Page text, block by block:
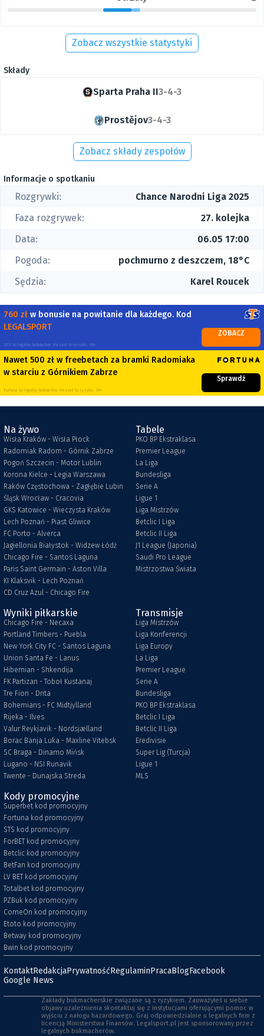
Zobacz wszystkie statystyki
Składy
Sparta Praha II3-4-3
Prostějov3-4-3
Zobacz składy zespołów
Informacje o spotkaniu
Rozgrywki:
Chance Narodni Liga 2025
Faza rozgrywek:
27. kolejka
Data:
06.05 17:00
Pogoda:
pochmurno z deszczem, 18°C
Sędzia:
Karel Roucek
760 zł w bonusie na powitanie dla każdego. Kod
LEGALSPORT
STS to legalny bukmacher. Hazard to ryzyko. 18+
ZOBACZ
Nawet 500 zł w freebetach za bramki Radomiaka
w starciu z Górnikiem Zabrze
Fortuna to legalny bukmacher. Hazard to ryzyko. 18+
Sprawdź
Na żywo
Wisła Kraków - Wisła Płock
Radomiak Radom - Górnik Zabrze
Pogoń Szczecin - Motor Lublin
Korona Kielce - Legia Warszawa
Raków Częstochowa - Zagłębie Lubin
Śląsk Wrocław - Cracovia
GKS Katowice - Wieczysta Kraków
Lech Poznań - Piast Gliwice
FC Porto - Alverca
Jagiellonia Białystok - Widzew Łódź
Chicago Fire - Santos Laguna
Paris Saint Germain - Aston Villa
KI Klaksvik - Lech Poznań
CD Cruz Azul - Chicago Fire
Tabele
PKO BP Ekstraklasa
Premier League
La Liga
Bundesliga
Serie A
Ligue 1
Liga Mistrzów
Betclic I Liga
Betclic II Liga
J1 League (Japonia)
Saudi Pro League
Mistrzostwa Świata
Wyniki piłkarskie
Chicago Fire - Necaxa
Portland Timbers - Puebla
New York City FC - Santos Laguna
Union Santa Fe - Lanus
Hibernian - Shkendija
FK Partizan - Toboł Kustanaj
Tre Fiori - Drita
Bohemians - FC Midtjylland
Rijeka - Ilves
Valur Reykjavik - Nordsjælland
Borac Banja Luka - Maxline Vitebsk
SC Braga - Dinamo Mińsk
Lugano - NSI Runavik
Twente - Dunajska Streda
Transmisje
Liga Mistrzów
Liga Konferencji
Liga Europy
La Liga
Premier League
Serie A
Bundesliga
PKO BP Ekstraklasa
Betclic I Liga
Betclic II Liga
Eredivisie
Super Lig (Turcja)
Ligue 1
MLS
Kody promocyjne
Superbet kod promocyjny
Fortuna kod promocyjny
STS kod promocyjny
ForBET kod promocyjny
Betclic kod promocyjny
BetFan kod promocyjny
LV BET kod promocyjny
Totalbet kod promocyjny
PZBuk kod promocyjny
ComeOn kod promocyjny
Etoto kod promocyjny
Betway kod promocyjny
Bwin kod promocyjny
KontaktRedakcjaPrywatnośćRegulaminPracaBlogFacebook
Google News
Zakłady bukmacherskie związane są z ryzykiem. Zauważyłeś u siebie
objawy uzależnienia skontaktuj się z instytucjami oferującymi pomoc w
wyjściu z nałogu hazardowego. Graj odpowiedzialnie u legalnych firm z
licencją Ministerstwa Finansów. Legalsport.pl jest sponsorowany przez
legalnych bukmacherów.